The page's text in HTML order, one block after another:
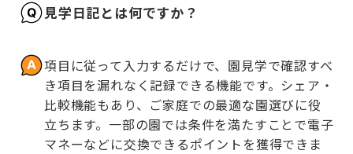
見学日記とは何ですか？
項目に従って入力するだけで、園見学で確認すべ
き項目を漏れなく記録できる機能です。シェア・
比較機能もあり、ご家庭での最適な園選びに役
立ちます。一部の園では条件を満たすことで電子
マネーなどに交換できるポイントを獲得できま